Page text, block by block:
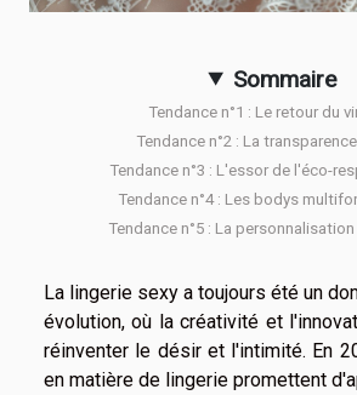
Sommaire
Tendance n°1 : Le retour du
Tendance n°2 : La
Tendance n°3 : L'essor de l'éco-
Tendance n°4 : Les bodys
Tendance n°5 : La
La lingerie sexy a toujours été un
évolution, où la créativité et
réinventer le désir et l'intimité. En
en matière de lingerie promettent